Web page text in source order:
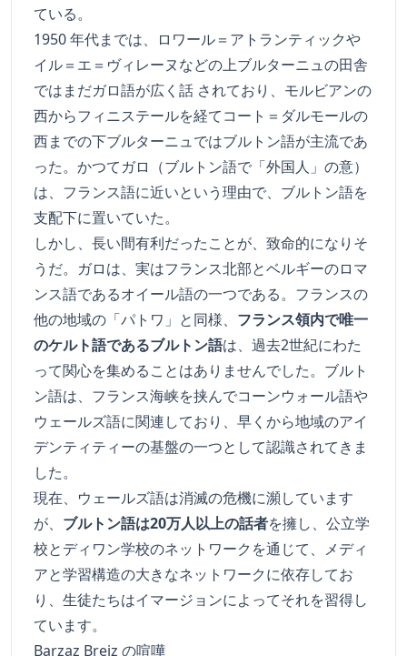
ている。
1950 年代までは、ロワール＝アトランティックや
イル＝エ＝ヴィレーヌなどの上ブルターニュの田舎
ではまだガロ語が広く話 されており、モルビアンの
西からフィニステールを経てコート＝ダルモールの
西までの下ブルターニュではブルトン語が主流であ
った。かつてガロ（ブルトン語で「外国人」の意）
は、フランス語に近いという理由で、ブルトン語を
支配下に置いていた。
しかし、長い間有利だったことが、致命的になりそ
うだ。ガロは、実はフランス北部とベルギーのロマ
ンス語であるオイール語の一つである。フランスの
他の地域の「パトワ」と同様、 フランス領内で唯一
のケルト語であるブルトン語は、過去2世紀にわた
って関心を集めることはありませんでした。ブルト
ン語は、フランス海峡を挟んでコーンウォール語や
ウェールズ語に関連しており、早くから地域のアイ
デンティティーの基盤の一つとして認識されてきま
した。
現在、ウェールズ語は消滅の危機に瀕しています
が、 ブルトン語は20万人以上の話者を擁し、公立学
校とディワン学校のネットワークを通じて、メディ
アと学習構造の大きなネットワークに依存してお
り、生徒たちはイマージョンによってそれを習得し
ています。
Barzaz Breiz の喧嘩